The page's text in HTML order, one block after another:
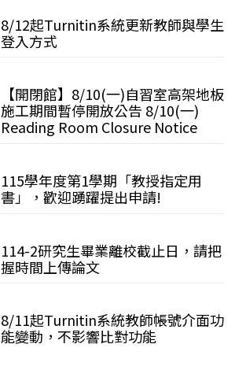
8/12起Turnitin系統更新教師與學生
登入方式
【開閉館】8/10(一)自習室高架地板
施工期間暫停開放公告 8/10(一)
Reading Room Closure Notice
115學年度第1學期「教授指定用
書」，歡迎踴躍提出申請!
114-2研究生畢業離校截止日，請把
握時間上傳論文
8/11起Turnitin系統教師帳號介面功
能變動，不影響比對功能